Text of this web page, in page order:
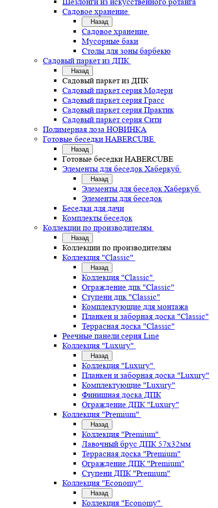
Садовое хранение
Назад
Садовое хранение
Мусорные баки
Столы для зоны барбекю
Садовый паркет из ДПК
Назад
Садовый паркет из ДПК
Садовый паркет серия Mодерн
Садовый паркет серия Грасс
Садовый паркет серия Практик
Садовый паркет серия Сити
Полимерная лоза НОВИНКА
Готовые беседки HABERCUBE
Назад
Готовые беседки HABERCUBE
Элементы для беседок Хаберкуб
Назад
Элементы для беседок Хаберкуб
Элементы для беседок
Беседки для дачи
Комплекты беседок
Коллекции по производителям
Назад
Коллекции по производителям
Коллекция "Classic"
Назад
Коллекция "Classic"
Ограждение дпк "Classic"
Ступени дпк "Classic"
Комплектующие для монтажа
Планкен и заборная доска "Classic"
Террасная доска "Classic"
Реечные панели серия Line
Коллекция "Luxury"
Назад
Коллекция "Luxury"
Планкен и заборная доска "Luxury"
Комплектующие "Luxury"
Финишная доска ДПК
Ограждение ДПК "Luxury"
Коллекция "Premium"
Назад
Коллекция "Premium"
Лавочный брус ДПК 57х32мм
Террасная доска "Premium"
Ограждение ДПК "Premium"
Ступени ДПК "Premium"
Коллекция "Economy"
Назад
Коллекция "Economy"